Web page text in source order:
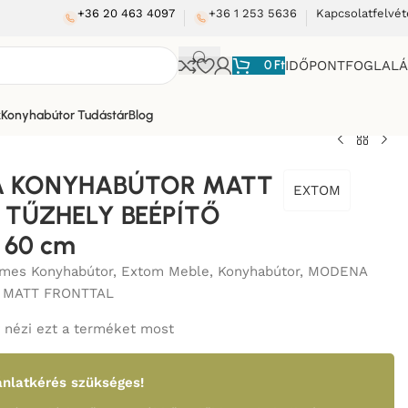
+36 20 463 4097 +36 1 253 5636
0Ft
Konyhabútor TudástárBlog
KONYHABÚTOR MATT
BEÉPÍTŐ
cm
EXTOM
Konyhabútor, Extom Meble, Konyhabútor, MODENA
FRONTTAL
nézi ezt a terméket most
szükséges!